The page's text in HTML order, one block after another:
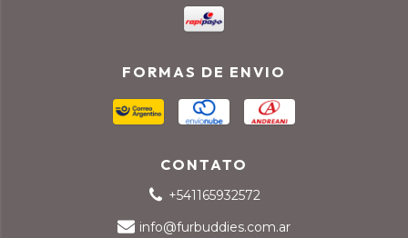
FORMAS DE ENVIO
CONTATO
+541165932572
info@furbuddies.com.ar